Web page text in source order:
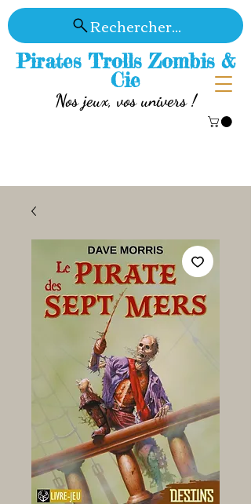
Pirates Trolls Zombis &
Cie
Nos jeux, vos univers !
Rechercher...